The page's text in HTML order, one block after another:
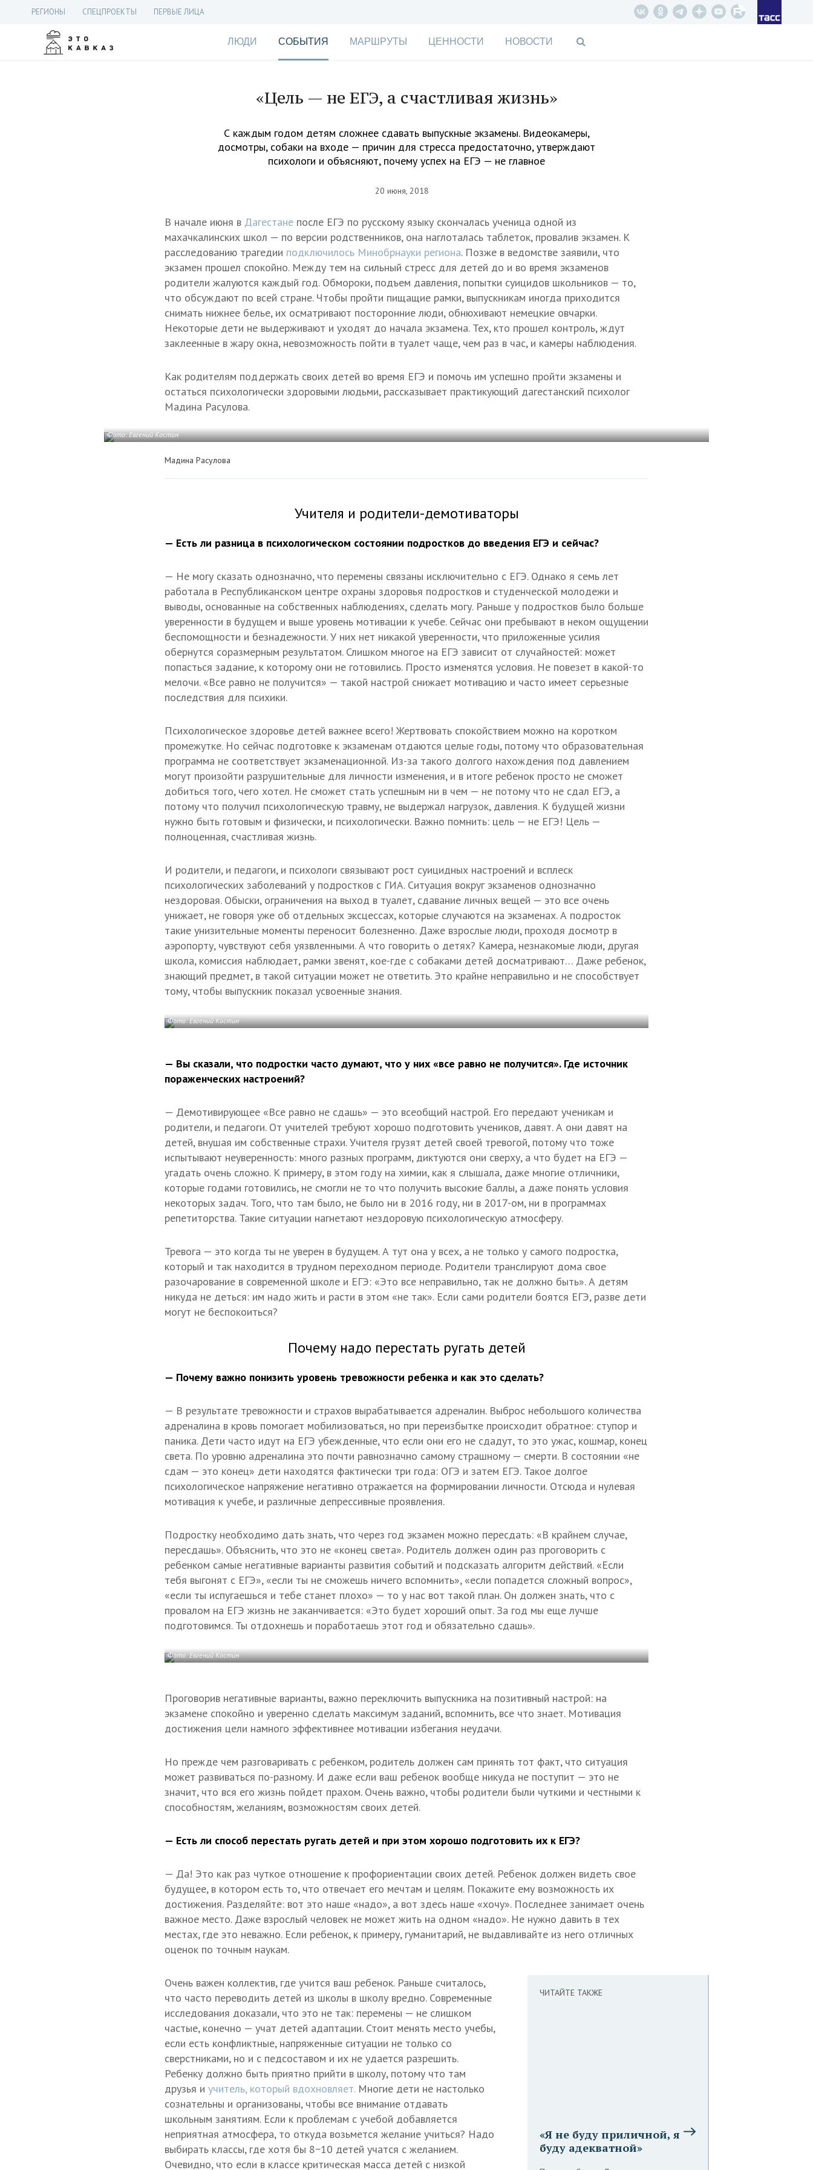
РЕГИОНЫ СПЕЦПРОЕКТЫ ПЕРВЫЕ ЛИЦА
ЛЮДИ СОБЫТИЯ МАРШРУТЫ ЦЕННОСТИ НОВОСТИ
«Цель — не ЕГЭ, а счастливая жизнь»
С каждым годом детям сложнее сдавать выпускные экзамены. Видеокамеры,
досмотры, собаки на входе — причин для стресса предостаточно, утверждают
психологи и объясняют, почему успех на ЕГЭ — не главное
20 июня, 2018
В начале июня в Дагестане после ЕГЭ по русскому языку скончалась ученица одной из
махачкалинских школ — по версии родственников, она наглоталась таблеток, провалив экзамен. К
расследованию трагедии подключилось Минобрнауки региона. Позже в ведомстве заявили, что
экзамен прошел спокойно. Между тем на сильный стресс для детей до и во время экзаменов
родители жалуются каждый год. Обмороки, подъем давления, попытки суицидов школьников — то,
что обсуждают по всей стране. Чтобы пройти пищащие рамки, выпускникам иногда приходится
снимать нижнее белье, их осматривают посторонние люди, обнюхивают немецкие овчарки.
Некоторые дети не выдерживают и уходят до начала экзамена. Тех, кто прошел контроль, ждут
заклеенные в жару окна, невозможность пойти в туалет чаще, чем раз в час, и камеры наблюдения.
Как родителям поддержать своих детей во время ЕГЭ и помочь им успешно пройти экзамены и
остаться психологически здоровыми людьми, рассказывает практикующий дагестанский психолог
Мадина Расулова.
Фото: Евгений Костин
Мадина Расулова
Учителя и родители-демотиваторы
— Есть ли разница в психологическом состоянии подростков до введения ЕГЭ и сейчас?
— Не могу сказать однозначно, что перемены связаны исключительно с ЕГЭ. Однако я семь лет
работала в Республиканском центре охраны здоровья подростков и студенческой молодежи и
выводы, основанные на собственных наблюдениях, сделать могу. Раньше у подростков было больше
уверенности в будущем и выше уровень мотивации к учебе. Сейчас они пребывают в неком ощущении
беспомощности и безнадежности. У них нет никакой уверенности, что приложенные усилия
обернутся соразмерным результатом. Слишком многое на ЕГЭ зависит от случайностей: может
попасться задание, к которому они не готовились. Просто изменятся условия. Не повезет в какой-то
мелочи. «Все равно не получится» — такой настрой снижает мотивацию и часто имеет серьезные
последствия для психики.
Психологическое здоровье детей важнее всего! Жертвовать спокойствием можно на коротком
промежутке. Но сейчас подготовке к экзаменам отдаются целые годы, потому что образовательная
программа не соответствует экзаменационной. Из-за такого долгого нахождения под давлением
могут произойти разрушительные для личности изменения, и в итоге ребенок просто не сможет
добиться того, чего хотел. Не сможет стать успешным ни в чем — не потому что не сдал ЕГЭ, а
потому что получил психологическую травму, не выдержал нагрузок, давления. К будущей жизни
нужно быть готовым и физически, и психологически. Важно помнить: цель — не ЕГЭ! Цель —
полноценная, счастливая жизнь.
И родители, и педагоги, и психологи связывают рост суицидных настроений и всплеск
психологических заболеваний у подростков с ГИА. Ситуация вокруг экзаменов однозначно
нездоровая. Обыски, ограничения на выход в туалет, сдавание личных вещей — это все очень
унижает, не говоря уже об отдельных эксцессах, которые случаются на экзаменах. А подросток
такие унизительные моменты переносит болезненно. Даже взрослые люди, проходя досмотр в
аэропорту, чувствуют себя уязвленными. А что говорить о детях? Камера, незнакомые люди, другая
школа, комиссия наблюдает, рамки звенят, кое-где с собаками детей досматривают… Даже ребенок,
знающий предмет, в такой ситуации может не ответить. Это крайне неправильно и не способствует
тому, чтобы выпускник показал усвоенные знания.
Фото: Евгений Костин
— Вы сказали, что подростки часто думают, что у них «все равно не получится». Где источник
пораженческих настроений?
— Демотивирующее «Все равно не сдашь» — это всеобщий настрой. Его передают ученикам и
родители, и педагоги. От учителей требуют хорошо подготовить учеников, давят. А они давят на
детей, внушая им собственные страхи. Учителя грузят детей своей тревогой, потому что тоже
испытывают неуверенность: много разных программ, диктуются они сверху, а что будет на ЕГЭ —
угадать очень сложно. К примеру, в этом году на химии, как я слышала, даже многие отличники,
которые годами готовились, не смогли не то что получить высокие баллы, а даже понять условия
некоторых задач. Того, что там было, не было ни в 2016 году, ни в 2017-ом, ни в программах
репетиторства. Такие ситуации нагнетают нездоровую психологическую атмосферу.
Тревога — это когда ты не уверен в будущем. А тут она у всех, а не только у самого подростка,
который и так находится в трудном переходном периоде. Родители транслируют дома свое
разочарование в современной школе и ЕГЭ: «Это все неправильно, так не должно быть». А детям
никуда не деться: им надо жить и расти в этом «не так». Если сами родители боятся ЕГЭ, разве дети
могут не беспокоиться?
Почему надо перестать ругать детей
— Почему важно понизить уровень тревожности ребенка и как это сделать?
— В результате тревожности и страхов вырабатывается адреналин. Выброс небольшого количества
адреналина в кровь помогает мобилизоваться, но при переизбытке происходит обратное: ступор и
паника. Дети часто идут на ЕГЭ убежденные, что если они его не сдадут, то это ужас, кошмар, конец
света. По уровню адреналина это почти равнозначно самому страшному — смерти. В состоянии «не
сдам — это конец» дети находятся фактически три года: ОГЭ и затем ЕГЭ. Такое долгое
психологическое напряжение негативно отражается на формировании личности. Отсюда и нулевая
мотивация к учебе, и различные депрессивные проявления.
Подростку необходимо дать знать, что через год экзамен можно пересдать: «В крайнем случае,
пересдашь». Объяснить, что это не «конец света». Родитель должен один раз проговорить с
ребенком самые негативные варианты развития событий и подсказать алгоритм действий. «Если
тебя выгонят с ЕГЭ», «если ты не сможешь ничего вспомнить», «если попадется сложный вопрос»,
«если ты испугаешься и тебе станет плохо» — то у нас вот такой план. Он должен знать, что с
провалом на ЕГЭ жизнь не заканчивается: «Это будет хороший опыт. За год мы еще лучше
подготовимся. Ты отдохнешь и поработаешь этот год и обязательно сдашь».
Фото: Евгений Костин
Проговорив негативные варианты, важно переключить выпускника на позитивный настрой: на
экзамене спокойно и уверенно сделать максимум заданий, вспомнить, все что знает. Мотивация
достижения цели намного эффективнее мотивации избегания неудачи.
Но прежде чем разговаривать с ребенком, родитель должен сам принять тот факт, что ситуация
может развиваться по-разному. И даже если ваш ребенок вообще никуда не поступит — это не
значит, что вся его жизнь пойдет прахом. Очень важно, чтобы родители были чуткими и честными к
способностям, желаниям, возможностям своих детей.
— Есть ли способ перестать ругать детей и при этом хорошо подготовить их к ЕГЭ?
— Да! Это как раз чуткое отношение к профориентации своих детей. Ребенок должен видеть свое
будущее, в котором есть то, что отвечает его мечтам и целям. Покажите ему возможность их
достижения. Разделяйте: вот это наше «надо», а вот здесь наше «хочу». Последнее занимает очень
важное место. Даже взрослый человек не может жить на одном «надо». Не нужно давить в тех
местах, где это неважно. Если ребенок, к примеру, гуманитарий, не выдавливайте из него отличных
оценок по точным наукам.
ЧИТАЙТЕ ТАКЖЕ
«Я не буду приличной, я
буду адекватной»
Очень важен коллектив, где учится ваш ребенок. Раньше считалось,
что часто переводить детей из школы в школу вредно. Современные
исследования доказали, что это не так: перемены — не слишком
частые, конечно — учат детей адаптации. Стоит менять место учебы,
если есть конфликтные, напряженные ситуации не только со
сверстниками, но и с педсоставом и их не удается разрешить.
Ребенку должно быть приятно прийти в школу, потому что там
друзья и учитель, который вдохновляет.Многие дети не настолько
сознательны и организованы, чтобы все внимание отдавать
школьным занятиям. Если к проблемам с учебой добавляется
неприятная атмосфера, то откуда возьмется желание учиться? Надо
выбирать классы, где хотя бы 8−10 детей учатся с желанием.
Очевидно, что если в классе критическая масса детей с низкой